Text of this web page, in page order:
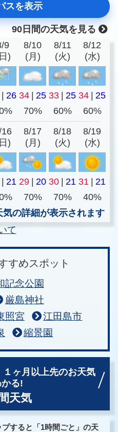
スを表示
90日間の天気を見る
9
)
8/10
(月)
8/11
(火)
8/12
(水)
26 34 25 33 25 34
25
70% 60% 60%
)
8/17
(月)
8/18
(火)
8/19
(水)
21 29 20 30 21 31
21
70% 70%
40%
気の詳細が表示されます
て
すめスポット
記念公園
厳島神社
照宮
江田島市
縮景園
１ヶ月以上先のお天気
かる!
天気
すると「1時間ごと」の天